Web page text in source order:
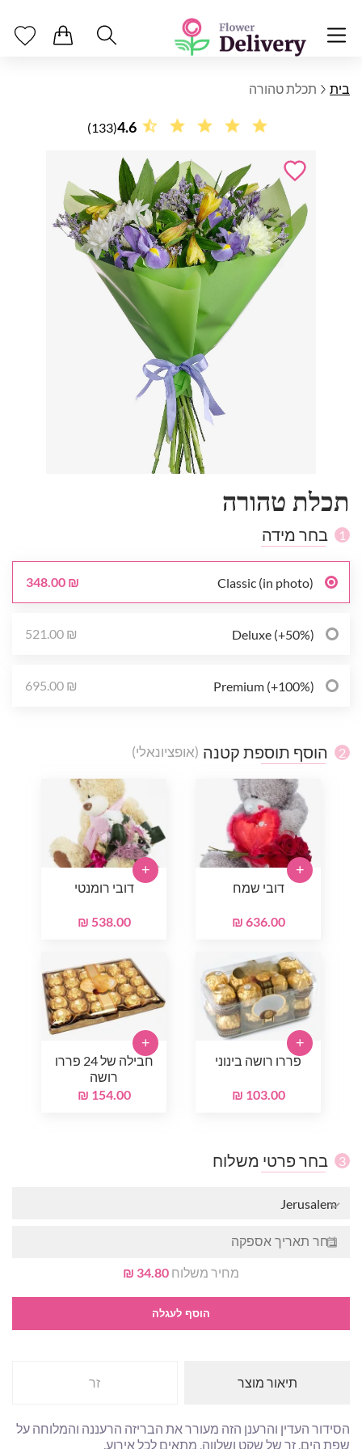
בית תכלת טהורה
4.6
(133)
תכלת טהורה
1 בחר מידה
Classic (in photo)
348.00 ₪
Deluxe (+50%)
521.00 ₪
Premium (+100%)
695.00 ₪
2 הוסף תוספת קטנה (אופציונאלי)
דובי שמח
636.00 ₪
+
דובי רומנטי
538.00 ₪
+
פררו רושה בינוני
103.00 ₪
+
חבילה של 24 פררו
רושה
154.00 ₪
+
3 בחר פרטי משלוח
Jerusalem
מחיר משלוח 34.80 ₪
הוסף לעגלה
תיאור מוצר זר
הסידור העדין והרענן הזה מעורר את הבריזה הרעננה והמלוחה על
שפת הים. זר של שקט ושלווה, מתאים לכל אירוע.